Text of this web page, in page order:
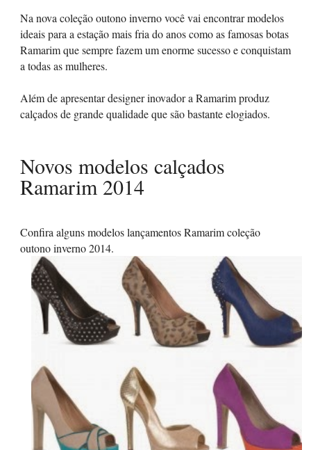
Na nova coleção outono inverno você vai encontrar modelos
ideais para a estação mais fria do anos como as famosas botas
Ramarim que sempre fazem um enorme sucesso e conquistam
a todas as mulheres.
Além de apresentar designer inovador a Ramarim produz
calçados de grande qualidade que são bastante elogiados.
Novos modelos calçados
Ramarim 2014
Confira alguns modelos lançamentos Ramarim coleção
outono inverno 2014.